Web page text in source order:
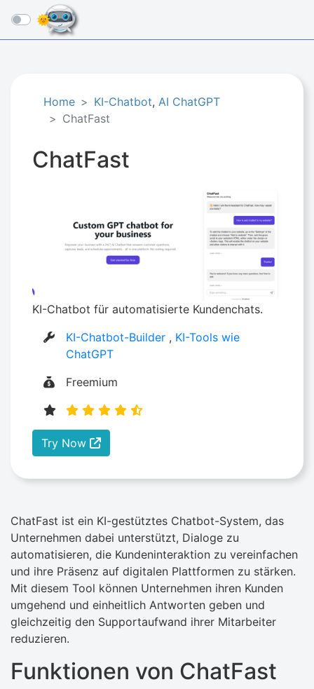
☰
Home KI-Chatbot, AI ChatGPT
ChatFast
ChatFast
KI-Chatbot für automatisierte Kundenchats.
KI-Chatbot-Builder , KI-Tools wie
ChatGPT
Freemium
Try Now
ChatFast ist ein KI-gestütztes Chatbot-System, das
Unternehmen dabei unterstützt, Dialoge zu
automatisieren, die Kundeninteraktion zu vereinfachen
und ihre Präsenz auf digitalen Plattformen zu stärken.
Mit diesem Tool können Unternehmen ihren Kunden
umgehend und einheitlich Antworten geben und
gleichzeitig den Supportaufwand ihrer Mitarbeiter
reduzieren.
Funktionen von ChatFast